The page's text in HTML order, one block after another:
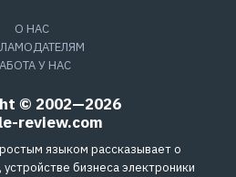
О НАС
У НАС
© 2002—2026
review.com
языком рассказывает о
бизнеса электроники